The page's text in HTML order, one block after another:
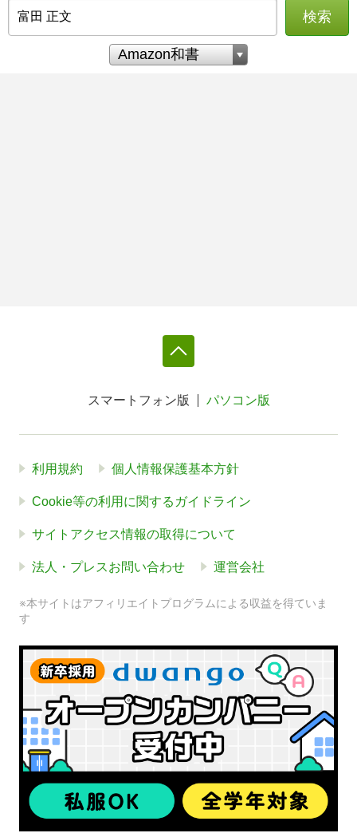
検索
スマートフォン版 パソコン版
利用規約 個人情報保護基本方針
Cookie等の利用に関するガイドライン
サイトアクセス情報の取得について
法人・プレスお問い合わせ 運営会社
※本サイトはアフィリエイトプログラムによる収益を得ていま
す